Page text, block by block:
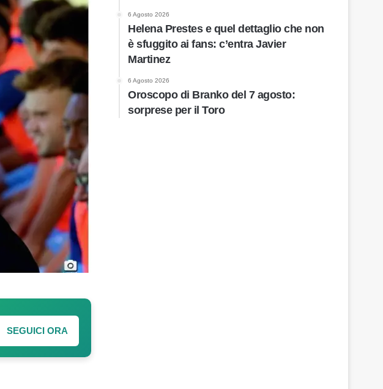
SEGUICI ORA
6 Agosto 2026
Helena Prestes e quel dettaglio che non
è sfuggito ai fans: c’entra Javier
Martinez
6 Agosto 2026
Oroscopo di Branko del 7 agosto:
sorprese per il Toro